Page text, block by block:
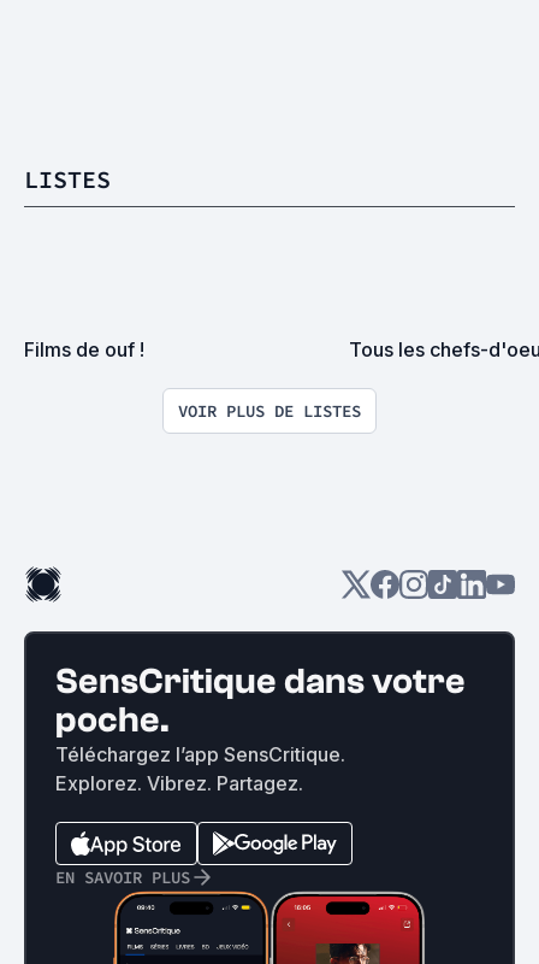
LISTES
Films de ouf ! Tous les chefs-
VOIR PLUS DE LISTES
SensCritique dans votre
poche.
Téléchargez l’app SensCritique.
Explorez. Vibrez. Partagez.
EN SAVOIR PLUS